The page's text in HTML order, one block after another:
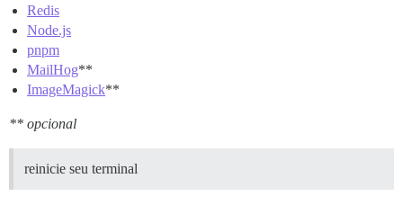
Redis
Node.js
pnpm
MailHog**
ImageMagick**
** opcional
reinicie seu terminal